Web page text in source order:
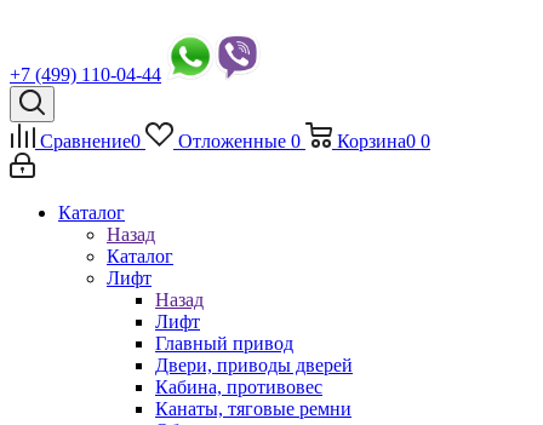
+7 (499) 110-04-44
Сравнение0 Отложенные 0 Корзина0 0
Каталог
Назад
Каталог
Лифт
Назад
Лифт
Главный привод
Двери, приводы дверей
Кабина, противовес
Канаты, тяговые ремни